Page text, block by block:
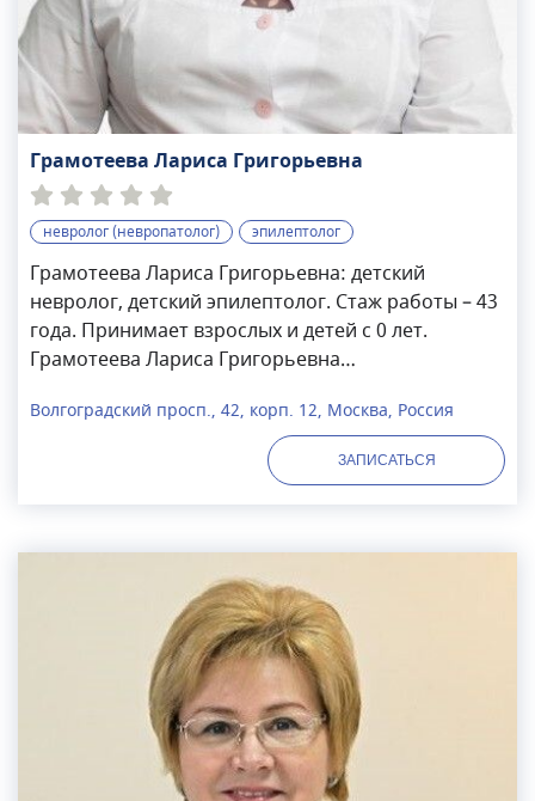
Грамотеева Лариса Григорьевна
невролог (невропатолог) эпилептолог
Грамотеева Лариса Григорьевна: детский
невролог, детский эпилептолог. Стаж работы – 43
года. Принимает взрослых и детей с 0 лет.
Грамотеева Лариса Григорьевна
заболеваний нервной системы: перинатальные
поражения, последствия травм ЦНС, энурез,
энкопрез, ДЦП, эпилепсия, речевые расстройства.
лабораторных и функциональных методов
Волгоградский просп., 42, корп. 12, Москва, Россия
ЗАПИСАТЬСЯ